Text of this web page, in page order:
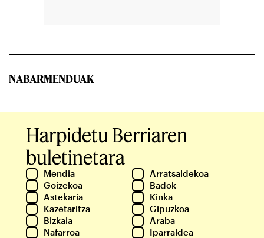
NABARMENDUAK
Harpidetu Berriaren
buletinetara
Mendia
Arratsaldekoa
Goizekoa
Badok
Astekaria
Kinka
Kazetaritza
Gipuzkoa
Bizkaia
Araba
Nafarroa
Iparraldea